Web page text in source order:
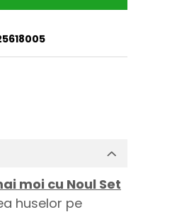
moi cu Noul Set
huselor pe